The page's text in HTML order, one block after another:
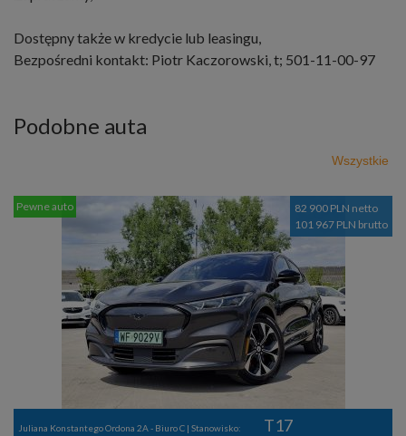
Dostępny także w kredycie lub leasingu,
Bezpośredni kontakt: Piotr Kaczorowski, t; 501-11-00-97
Podobne auta
Wszystkie
82 900 PLN netto
101 967 PLN brutto
Pewne auto
Juliana Konstantego Ordona 2A - Biuro C | Stanowisko: T17